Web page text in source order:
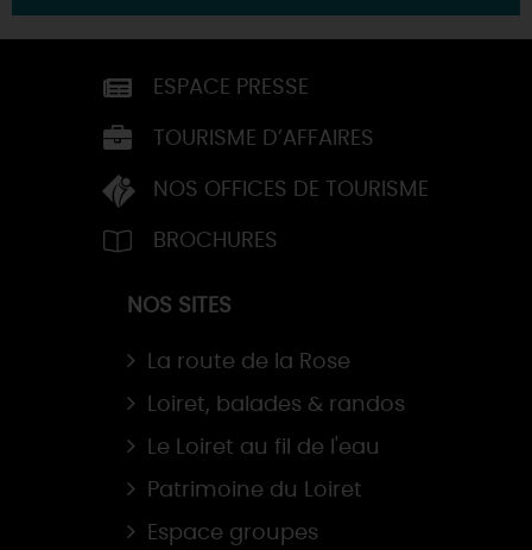
ESPACE PRESSE
TOURISME D’AFFAIRES
NOS OFFICES DE TOURISME
BROCHURES
NOS SITES
La route de la Rose
Loiret, balades & randos
Le Loiret au fil de l'eau
Patrimoine du Loiret
Espace groupes